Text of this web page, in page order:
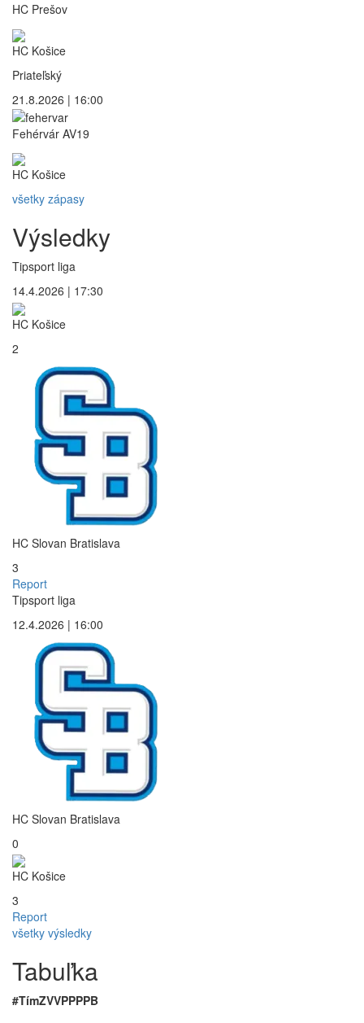
HC Prešov
HC Košice
Priateľský
21.8.2026 | 16:00
Fehérvár AV19
HC Košice
všetky zápasy
Výsledky
Tipsport liga
14.4.2026 | 17:30
HC Košice
2
HC Slovan Bratislava
3
Report
Tipsport liga
12.4.2026 | 16:00
HC Slovan Bratislava
0
HC Košice
3
Report
všetky výsledky
Tabuľka
#TímZVVPPPPB